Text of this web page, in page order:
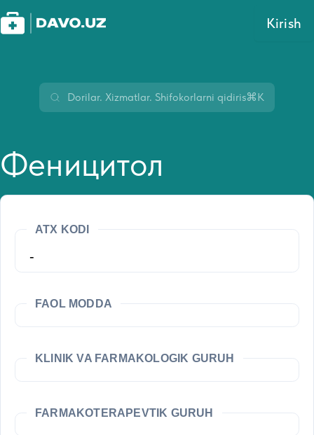
Kirish
⌘K
Феницитол
ATX KODI
-
FAOL MODDA
KLINIK VA FARMAKOLOGIK GURUH
FARMAKOTERAPEVTIK GURUH